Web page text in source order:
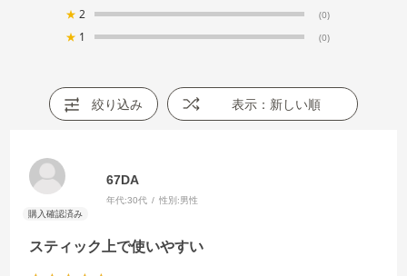
★ 2 (0)
★ 1 (0)
絞り込み 表示：新しい順
スティック上で使いやすい
67DA
年代:30代 性別:男性